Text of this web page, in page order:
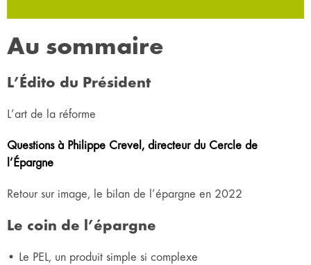
Au sommaire
L’Édito du Président
L’art de la réforme
Questions à Philippe Crevel, directeur du Cercle de
l’Épargne
Retour sur image, le bilan de l’épargne en 2022
Le coin de l’épargne
• Le PEL, un produit simple si complexe